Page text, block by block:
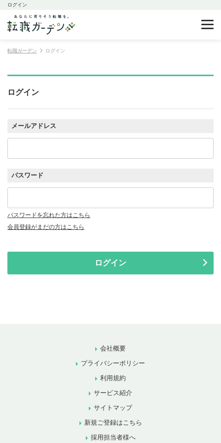
ログイン
転職ガーデン ログイン
ログイン
メールアドレス
パスワード
パスワードを忘れた方はこちら
会員登録がまだの方はこちら
ログイン
会社概要
プライバシーポリシー
利用規約
サービス紹介
サイトマップ
新規ご登録はこちら
採用担当者様へ